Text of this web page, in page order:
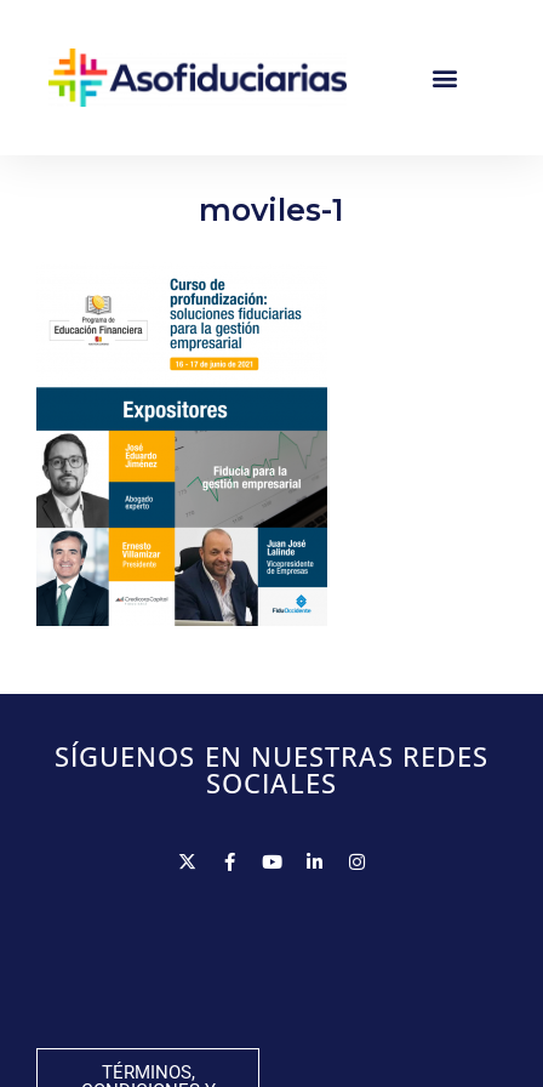
moviles-1
SÍGUENOS EN NUESTRAS REDES
SOCIALES
TÉRMINOS,